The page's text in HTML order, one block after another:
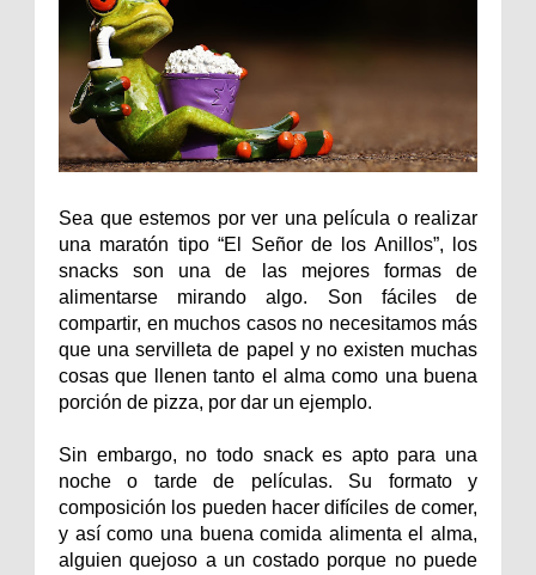
Sea que estemos por ver una película o realizar
una maratón tipo “El Señor de los Anillos”, los
snacks son una de las mejores formas de
alimentarse mirando algo. Son fáciles de
compartir, en muchos casos no necesitamos más
que una servilleta de papel y no existen muchas
cosas que llenen tanto el alma como una buena
porción de pizza, por dar un ejemplo.
Sin embargo, no todo snack es apto para una
noche o tarde de películas. Su formato y
composición los pueden hacer difíciles de comer,
y así como una buena comida alimenta el alma,
alguien quejoso a un costado porque no puede